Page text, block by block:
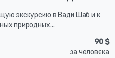
экскурсию в Вади Шаб и к
природных...
90 $
за человека